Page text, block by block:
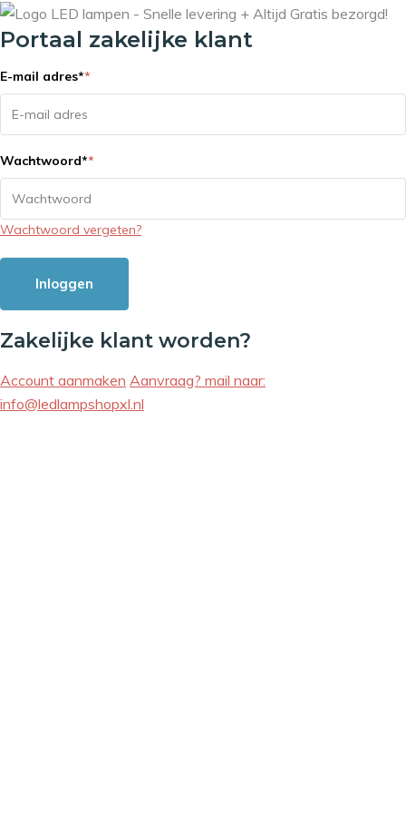
Portaal zakelijke klant
E-mail adres**
Wachtwoord**
Wachtwoord vergeten?
Inloggen
Zakelijke klant worden?
Account aanmaken Aanvraag? mail naar:
info@ledlampshopxl.nl